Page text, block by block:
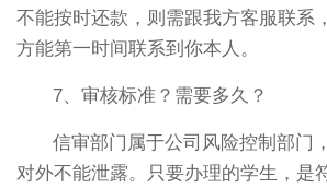
不能按时还款，则需跟我方客服联系
方能第一时间联系到你本人。
7、审核标准？需要多久？
信审部门属于公司风险控制部门
对外不能泄露。只要办理的学生，是